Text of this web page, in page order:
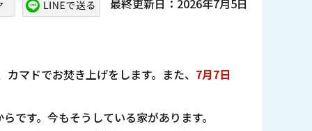
最終更新日：2026年7月5日
マドでお焚き上げをします。また、 7月7日
です。今もそうしている家があります。